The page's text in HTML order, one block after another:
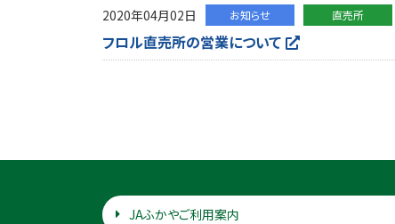
2020年04月02日 お知らせ 直売所
フロル直売所の営業について
JAふかやご利用案内